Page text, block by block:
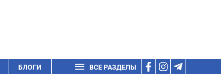
БЛОГИ ВСЕ РАЗДЕЛЫ